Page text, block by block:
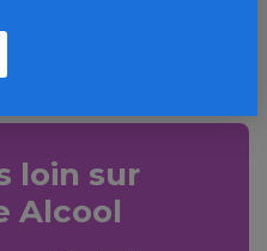
loin sur
Alcool